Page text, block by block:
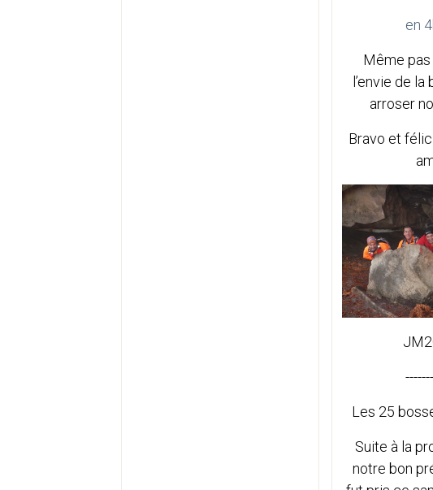
en
Même
l’envie de
arroser
Bravo et
Les 25
Suite à la
notre bon